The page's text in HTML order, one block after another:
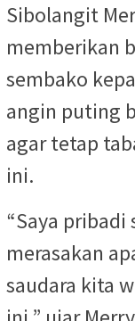
Sibolangit
memberikan
sembako
angin puting
agar tetap
ini.
“Saya
merasakan
saudara kita